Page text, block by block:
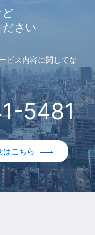
ださい
ビス内容に関してな
5481
はこちら